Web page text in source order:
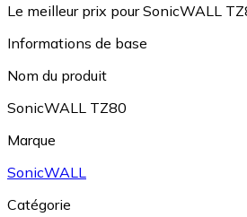
Le meilleur prix pour SonicWALL
Informations de base
Nom du produit
SonicWALL TZ80
Marque
SonicWALL
Catégorie